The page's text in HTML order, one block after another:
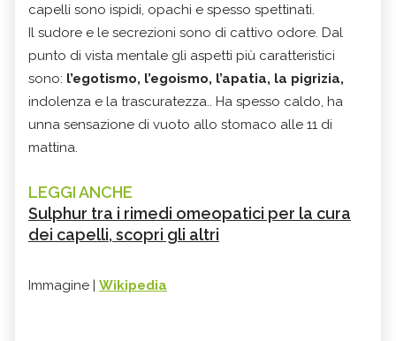
capelli sono ispidi, opachi e spesso spettinati.
Il sudore e le secrezioni sono di cattivo odore. Dal
punto di vista mentale gli aspetti più caratteristici
sono: l’egotismo, l’egoismo, l’apatia, la pigrizia,
indolenza e la trascuratezza.. Ha spesso caldo, ha
unna sensazione di vuoto allo stomaco alle 11 di
mattina.
LEGGI ANCHE
Sulphur tra i rimedi omeopatici per la cura
dei capelli, scopri gli altri
Immagine | Wikipedia